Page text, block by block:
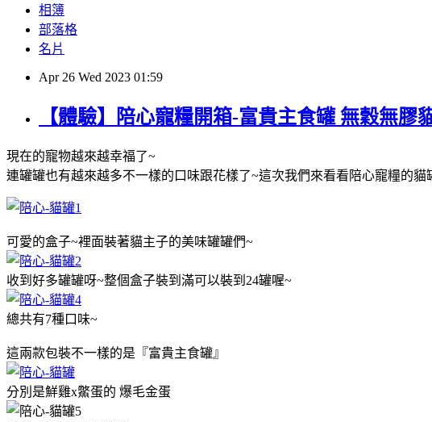
相簿
部落格
名片
Apr 26 Wed 2023 01:59
【體驗】陪心寵糧開箱-富貴主食罐 無穀無
現在的寵物越來越幸福了~
連罐罐也有越來越多不一樣的口味跟花樣了~這次我們來看看陪心寵糧的貓
可愛的盒子~裡面裝著貓主子的美味罐罐們~
收到好多罐罐呀~整個盒子裝到滿可以裝到24罐喔~
總共有7種口味~
這兩款包裝不一樣的是『富貴主食罐』
分別是鮮雞x鱉蛋的 爆毛金蛋